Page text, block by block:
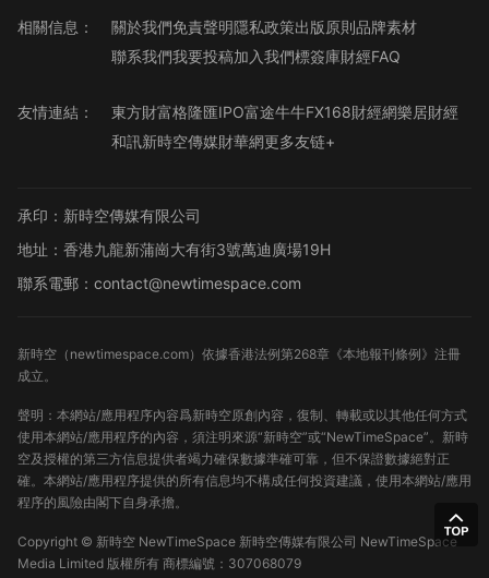
相關信息： 關於我們免責聲明隱私政策出版原則品牌素材
聯系我們我要投稿加入我們標簽庫財經FAQ
友情連結： 東方財富格隆匯IPO富途牛牛FX168財經網樂居財經
和訊新時空傳媒財華網更多友链+
承印：新時空傳媒有限公司
地址：香港九龍新蒲崗大有街3號萬迪廣場19H
聯系電郵：contact@newtimespace.com
新時空（ newtimespace.com）依據香港法例第268章《本地報刊條例》注冊
成立。
聲明：本網站/應用程序內容爲新時空原創內容，復制、轉載或以其他任何方式
使用本網站/應用程序的內容，須注明來源“新時空”或“NewTimeSpace”。新時
空及授權的第三方信息提供者竭力確保數據準確可靠，但不保證數據絕對正
確。本網站/應用程序提供的所有信息均不構成任何投資建議，使用本網站/應用
程序的風險由閣下自身承擔。
Copyright © 新時空 NewTimeSpace 新時空傳媒有限公司 NewTimeSpace
Media Limited 版權所有 商標編號：307068079